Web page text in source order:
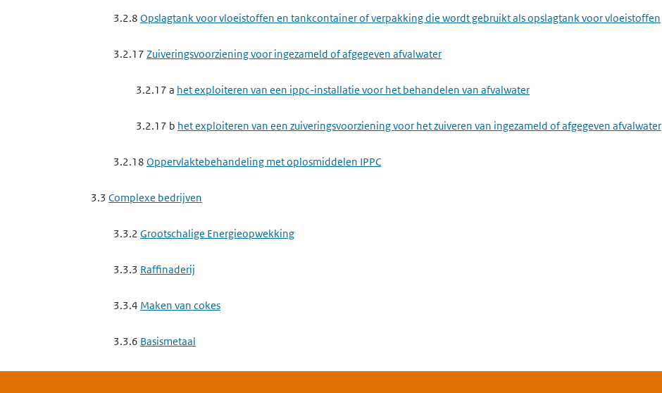
3.2.8 Opslagtank voor vloeistoffen en tankcontainer of verpakking die wordt gebruikt als opslagtank voor vloeistoffen
3.2.17 Zuiveringsvoorziening voor ingezameld of afgegeven afvalwater
3.2.17 a het exploiteren van een ippc-installatie voor het behandelen van afvalwater
3.2.17 b het exploiteren van een zuiveringsvoorziening voor het zuiveren van ingezameld of afgegeven afvalwater
3.2.18 Oppervlaktebehandeling met oplosmiddelen IPPC
3.3 Complexe bedrijven
3.3.2 Grootschalige Energieopwekking
3.3.3 Raffinaderij
3.3.4 Maken van cokes
3.3.6 Basismetaal